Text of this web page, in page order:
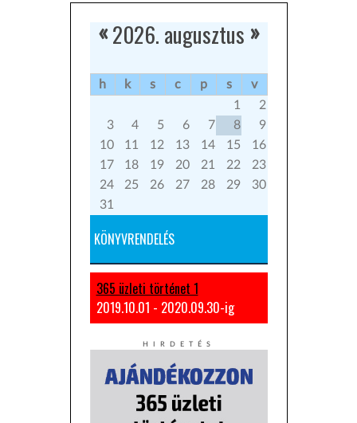
2026. augusztus
« »
h k s c p s
v
1
2
3
4 5 6 7 8
9
10
11 12 13 14 15
16
17
18 19 20 21 22
23
24
25 26 27 28 29
30
31
KÖNYVRENDELÉS
365 üzleti történet 1
2019.10.01 - 2020.09.30-ig